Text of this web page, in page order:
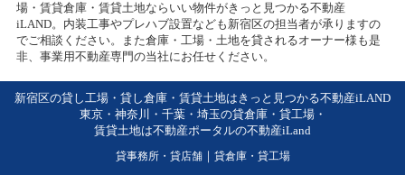
場・賃貸倉庫・賃貸土地ならいい物件がきっと見つかる不動産
iLAND。内装工事やプレハブ設置なども新宿区の担当者が承りますの
でご相談ください。また倉庫・工場・土地を貸されるオーナー様も是
非、事業用不動産専門の当社にお任せください。
新宿区の貸し工場・貸し倉庫・賃貸土地はきっと見つかる不動産iLAND
東京・神奈川・千葉・埼玉の貸倉庫・貸工場・
賃貸土地は不動産ポータルの不動産iLand
貸事務所・貸店舗｜ 貸倉庫・貸工場